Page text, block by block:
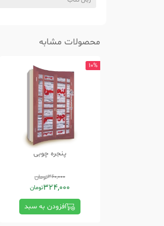
محصولات مشابه
10%
پنجره چوبی
360,000تومان
324,000تومان
افزودن به سبد